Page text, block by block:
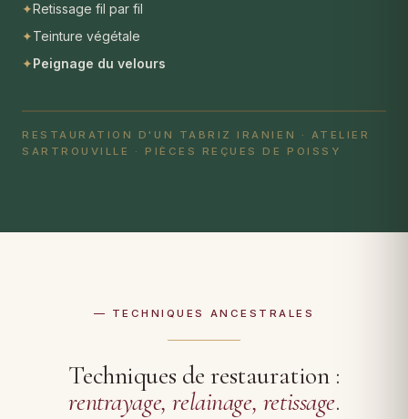
✦Retissage fil par fil
✦Teinture végétale
✦Peignage du velours
RESTAURATION D'UN TABRIZ IRANIEN · ATELIER
SARTROUVILLE · PIÈCES REÇUES DE POISSY
— TECHNIQUES ANCESTRALES
Techniques de restauration :
rentrayage, relainage, retissage.